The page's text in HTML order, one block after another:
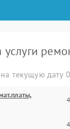
текущую дату